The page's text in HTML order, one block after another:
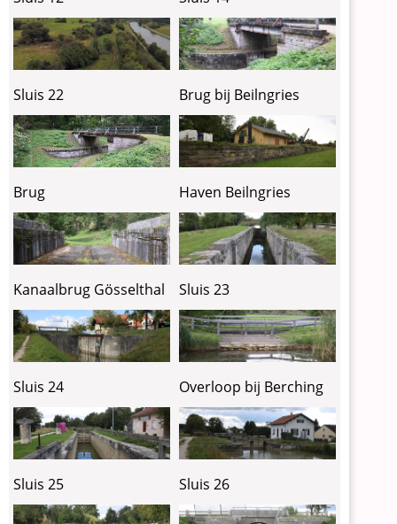
Sluis 22 Brug bij Beilngries
Brug Haven Beilngries
Kanaalbrug Gösselthal Sluis 23
Sluis 24 Overloop bij Berching
Sluis 25 Sluis 26